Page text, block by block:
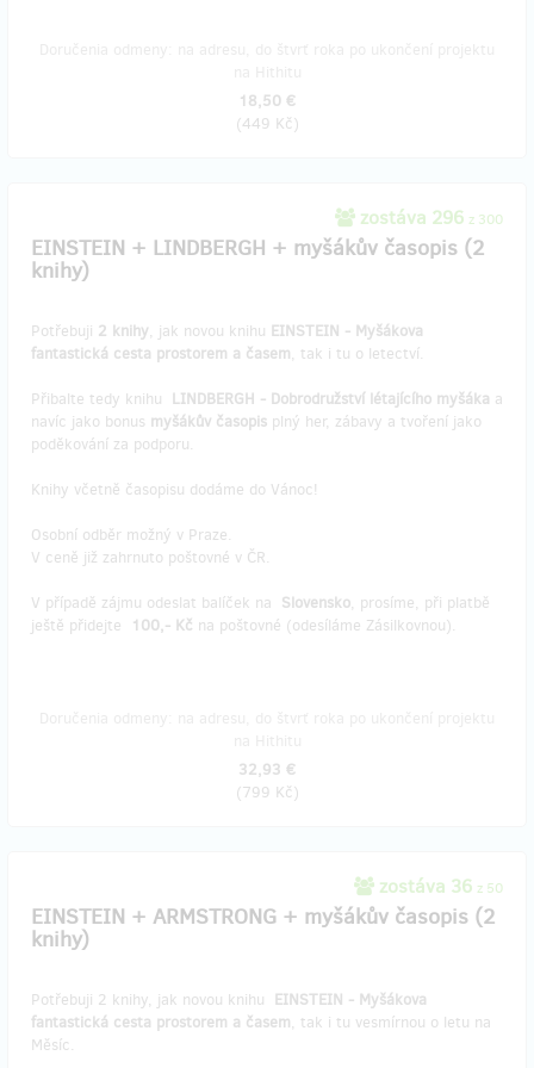
18,50 €
(449 Kč)
zostáva 296 z 300
EINSTEIN + LINDBERGH + myšákův časopis (2
knihy)
Potřebuji 2 knihy, jak novou knihu EINSTEIN - Myšákova
fantastická cesta prostorem a časem, tak i tu o letectví.
Přibalte tedy knihu LINDBERGH - Dobrodružství létajícího myšáka a
navíc jako bonus myšákův časopis plný her, zábavy a tvoření jako
poděkování za podporu.
Knihy včetně časopisu dodáme do Vánoc!
Osobní odběr možný v Praze.
V ceně již zahrnuto poštovné v ČR.
V případě zájmu odeslat balíček na Slovensko, prosíme, při platbě
ještě přidejte
100,- Kč na poštovné (odesíláme Zásilkovnou).
32,93 €
(799 Kč)
zostáva 36 z 50
EINSTEIN + ARMSTRONG + myšákův časopis (2
knihy)
Potřebuji 2 knihy, jak novou knihu EINSTEIN - Myšákova
fantastická cesta prostorem a časem, tak i tu vesmírnou o letu na
Měsíc.